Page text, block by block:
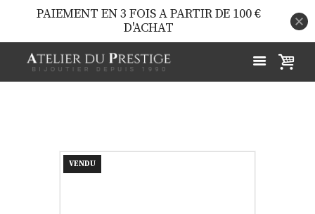
VENDU
PAIEMENT EN 3 FOIS A PARTIR DE 100 €
D'ACHAT